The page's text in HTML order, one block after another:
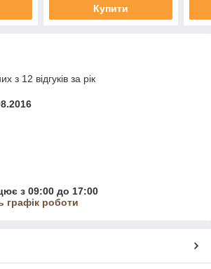
Купити
з 12 відгуків за рік
з 09:00 до 17:00
графік роботи